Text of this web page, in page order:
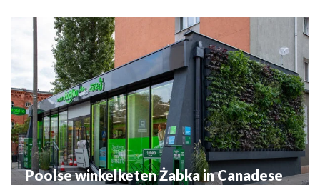
Poolse winkelketen Żabka in Canadese